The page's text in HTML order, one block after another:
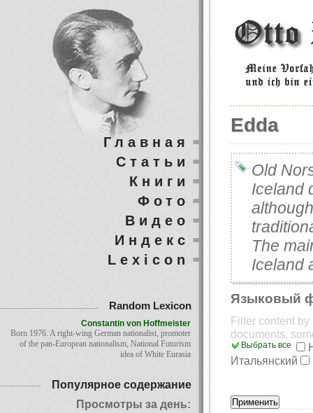
Edda
Old
Iceland
The
Iceland
Языковый
Filter content
documents,
Выбрать все
Итальянский
Главная
Статьи
Книги
Фото
Видео
Индекс
Lexicon
Random Lexicon
Constantin von Hoffmeister
Born 1976. A right-wing German nationalist, promoter
of the pan-European nationalism, National Futurism
idea of White Eurasia
Популярное содержание
Просмотры за день: